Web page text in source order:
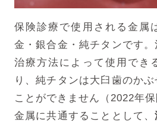
保険診療で使用される金属
金・銀合金・純チタンです
治療方法によって使用でき
り、純チタンは大臼歯のか
ことができません（2022年保
金属に共通することとして、